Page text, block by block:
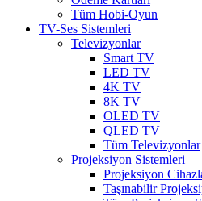
Tüm Hobi-Oyun
TV-Ses Sistemleri
Televizyonlar
Smart TV
LED TV
4K TV
8K TV
OLED TV
QLED TV
Tüm Televizyonlar
Projeksiyon Sistemleri
Projeksiyon
Taşınabilir